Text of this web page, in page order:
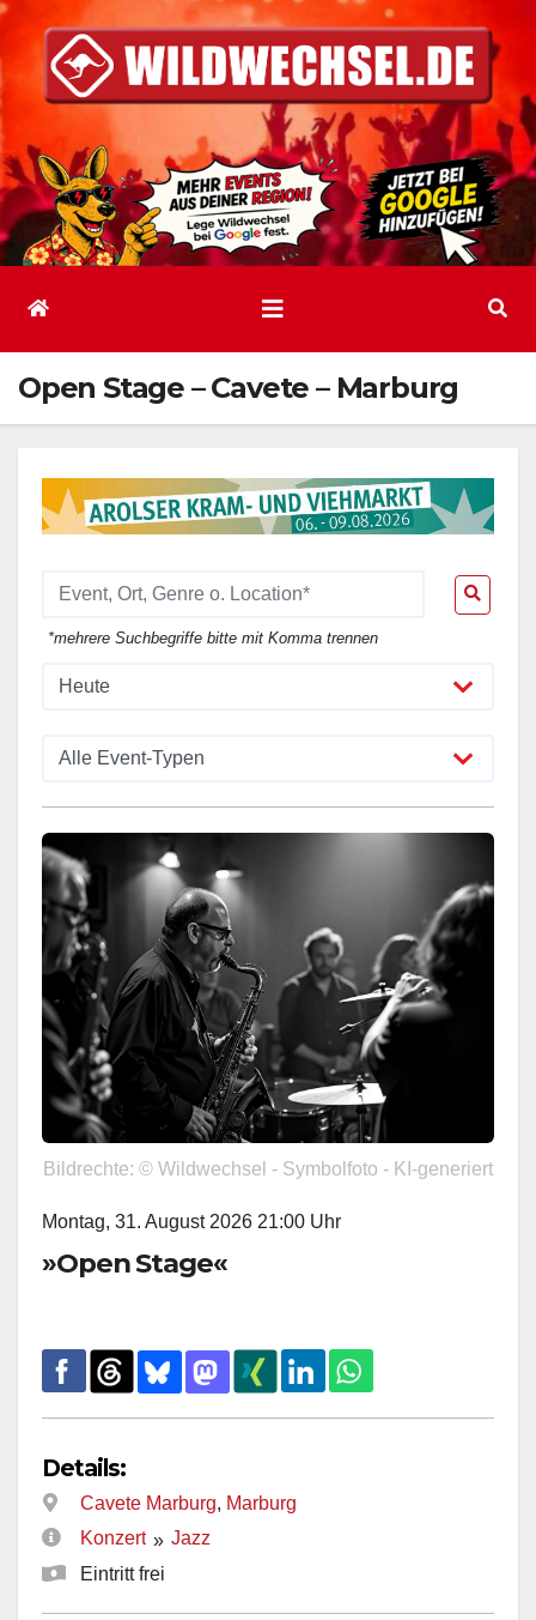
Inhalt
springen
Open Stage – Cavete – Marburg
*mehrere Suchbegriffe bitte mit Komma trennen
Bildrechte: © Wildwechsel - Symbolfoto - KI-generiert
Montag, 31. August 2026 21:00 Uhr
»Open Stage«
Details:
Cavete Marburg, Marburg
Konzert » Jazz
Eintritt frei